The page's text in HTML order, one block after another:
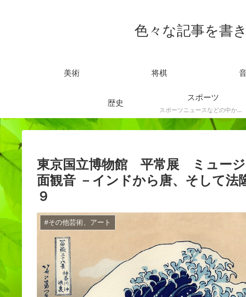
色々な記事を書
美術 将棋
歴史
スポーツ
スポーツニュースなどの中から感じた事を書きます。
東京国立博物館 平常展 ミュー
面観音 －インドから唐、そして
９
#その他芸術、アート